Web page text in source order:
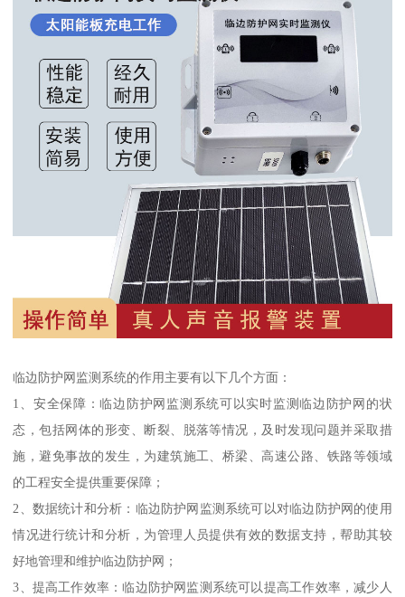
临边防护网监测系统的作用主要有以下几个方面：
1、安全保障：临边防护网监测系统可以实时监测临边防护网的状
态，包括网体的形变、断裂、脱落等情况，及时发现问题并采取措
施，避免事故的发生，为建筑施工、桥梁、高速公路、铁路等领域
的工程安全提供重要保障；
2、数据统计和分析：临边防护网监测系统可以对临边防护网的使用
情况进行统计和分析，为管理人员提供有效的数据支持，帮助其较
好地管理和维护临边防护网；
3、提高工作效率：临边防护网监测系统可以提高工作效率，减少人